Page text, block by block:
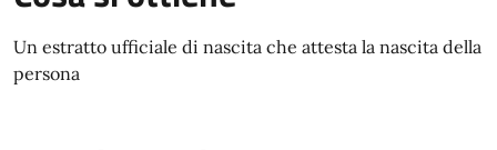
Un estratto ufficiale di nascita che attesta la nascita della
persona